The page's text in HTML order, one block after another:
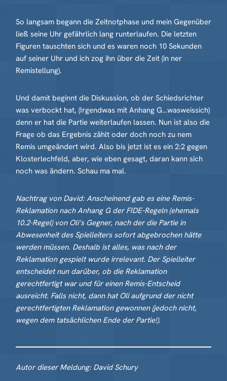
So langsam begann die Zeitnotphase und mein Gegenüber
ließ seine Uhr gefährlich lang runterlaufen. Die letzten
Figuren tauschten sich und es waren noch 10 Sekunden
auf seiner Uhr und ich zog ihn über die Zeit (in ner
Remistellung).
Und damit beginnt die Diskussion, ob der Schiedsrichter
was verbockt hat, (Irgendwas mit Anhang G…wasweissich)
denn er hat die Partie weiterlaufen lassen. Nun ist also die
Frage ob das Ergebnis zählt oder doch noch zu nem
Remis umgeändert wird. Also bis jetzt ist es ein 2:2 gegen
Klosterlechfeld, aber, wie eben gesagt, daran kann sich
noch was ändern. Schau ma mal.
Nachtrag von David: Anscheinend gab es eine Remis-
Reklamation nach Anhang G der FIDE-Regeln (ehemals
10.2-Regel) von Oli’s Gegner, nach der die Partie in
Abwesenheit des Spielleiters sofort abgebrochen hätte
werden müssen. Deshalb ist alles, was nach der
Reklamation gespielt wurde irrelevant. Der Spielleiter
entscheidet nun darüber, ob die Reklamation
gerechtfertigt war und für einen Remis-Entscheid
ausreicht. Falls nicht, dann hat Oli aufgrund der nicht
gerechtfertigten Reklamation gewonnen (jedoch nicht,
wegen dem tatsächlichen Ende der Partie!).
Autor dieser Meldung: David Schury